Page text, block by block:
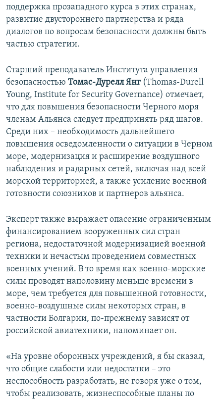
поддержка прозападного курса в этих странах,
развитие двустороннего партнерства и ряда
диалогов по вопросам безопасности должны быть
частью стратегии.
Старший преподаватель Института управления
безопасностью Томас-Дурелл Янг (Thomas-Durell
Young, Institute for Security Governance) отмечает,
что для повышения безопасности Черного моря
членам Альянса следует предпринять ряд шагов.
Среди них – необходимость дальнейшего
повышения осведомленности о ситуации в Черном
море, модернизация и расширение воздушного
наблюдения и радарных сетей, включая над всей
морской территорией, а также усиление военной
готовности союзников и партнеров альянса.
Эксперт также выражает опасение ограниченным
финансированием вооруженных сил стран
региона, недостаточной модернизацией военной
техники и нечастым проведением совместных
военных учений. В то время как военно-морские
силы проводят наполовину меньше времени в
море, чем требуется для повышенной готовности,
военно-воздушные силы некоторых стран, в
частности Болгарии, по-прежнему зависят от
российской авиатехники, напоминает он.
«На уровне оборонных учреждений, я бы сказал,
что общие слабости или недостатки – это
неспособность разработать, не говоря уже о том,
чтобы реализовать, жизнеспособные планы по